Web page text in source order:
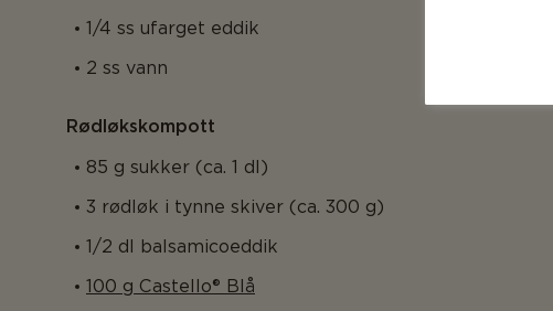
1/4 ss ufarget eddik
2 ss vann
Rødløkskompott
85 g sukker (ca. 1 dl)
3 rødløk i tynne skiver (ca. 300 g)
1/2 dl balsamicoeddik
100 g Castello® Blå